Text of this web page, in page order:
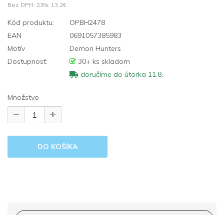
Bez DPH: 23%: 13,2€
Kód produktu:
OPBH2478
EAN
0691057385983
Motív
Demon Hunters
Dostupnosť:
30+ ks skladom
doručíme do útorka 11.8.
Množstvo